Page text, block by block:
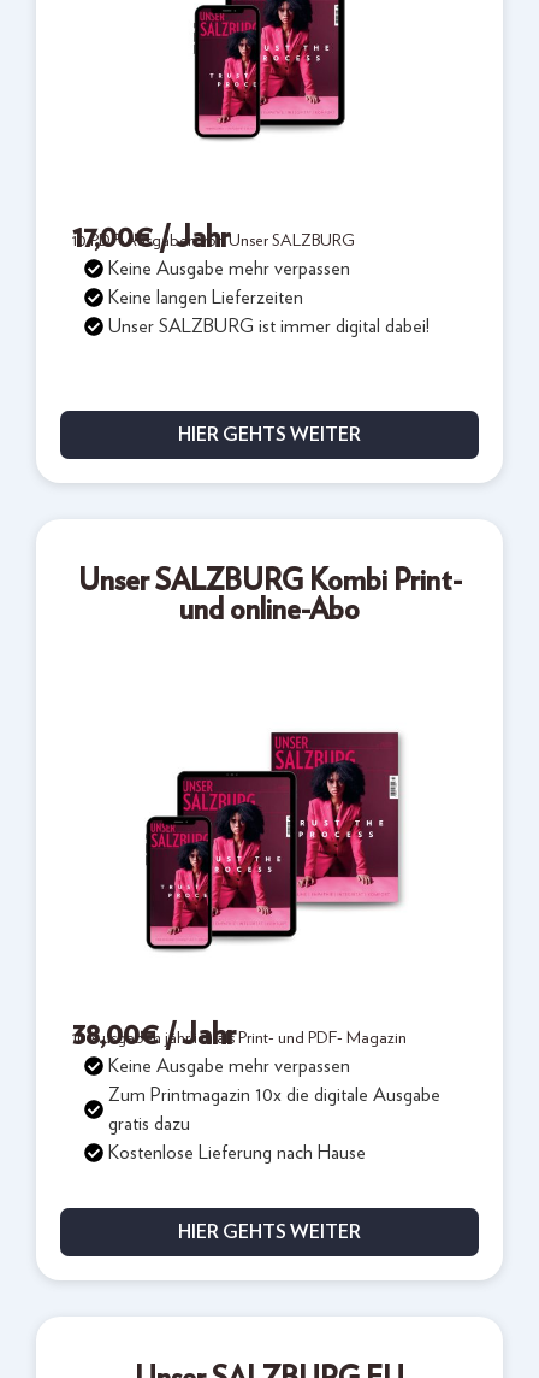
17,00€ / Jahr
10 PDF-Ausgaben von Unser SALZBURG
Keine Ausgabe mehr verpassen
Keine langen Lieferzeiten
Unser SALZBURG ist immer digital dabei!
HIER GEHTS WEITER
Unser SALZBURG Kombi Print-
und online-Abo
38,00€ / Jahr
10 Ausgaben jährlich als Print- und PDF- Magazin
Keine Ausgabe mehr verpassen
Zum Printmagazin 10x die digitale Ausgabe
gratis dazu
Kostenlose Lieferung nach Hause
HIER GEHTS WEITER